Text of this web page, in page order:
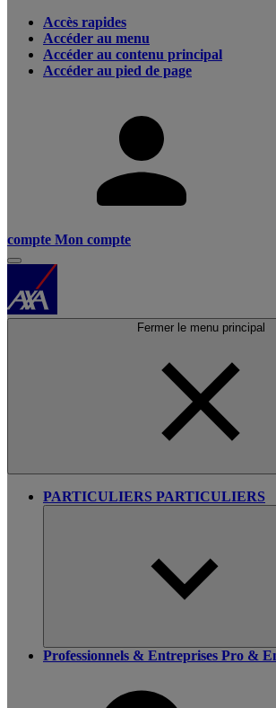
Accès rapides
Accéder au menu
Accéder au contenu principal
Accéder au pied de page
compte Mon compte
Fermer le menu principal
PARTICULIERS PARTICULIERS
Professionnels & Entreprises Pro &